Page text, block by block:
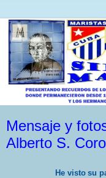
Mensaje y
Alberto S.
He visto su